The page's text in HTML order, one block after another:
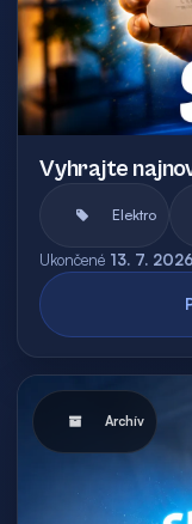
Vyhrajte
Elektro
Ukončené 13. 7. 2026
Archív